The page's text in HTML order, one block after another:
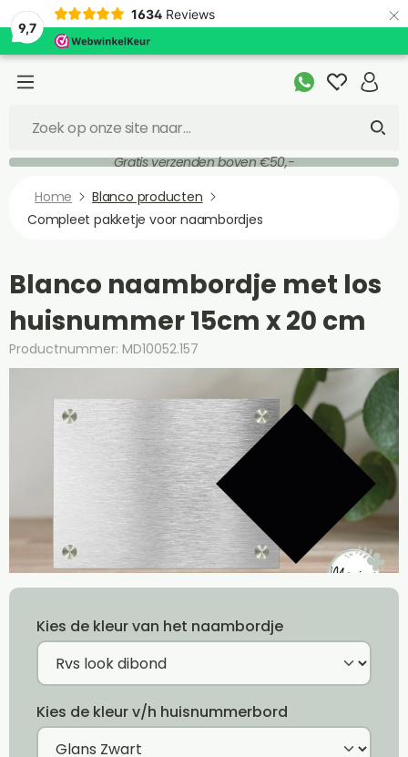
9,7
1634 Reviews ×
Gratis verzenden boven €50,-
Home
Blanco producten
Compleet pakketje voor naambordjes
Blanco naambordje met los
huisnummer 15cm x 20 cm
Productnummer: MD10052.157
Kies de kleur van het naambordje
Kies de kleur v/h huisnummerbord